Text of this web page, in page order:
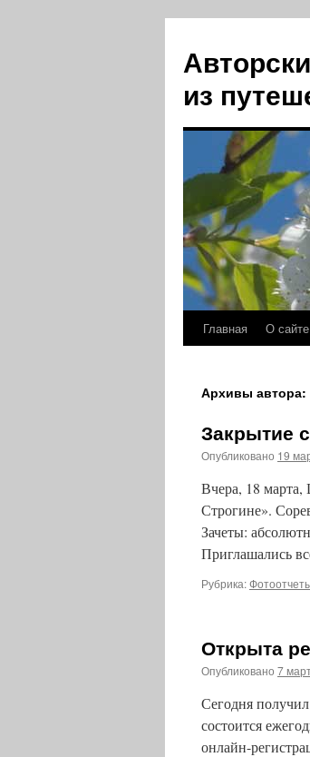
из
Перейти
содержимому
Главная О сайте
Архивы автора:
Закрытие
Опубликовано 19
Вчера, 18 марта,
Строгине».
Зачеты:
Приглашались
Рубрика:
Открыта
Опубликовано 7
Сегодня
состоится
онлайн-